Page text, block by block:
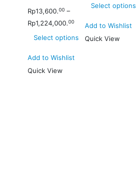
Rp13,600.00 –
Rp1,224,000.00
Select options
Add to Wishlist
Quick View
Select options
Add to Wishlist
Quick View